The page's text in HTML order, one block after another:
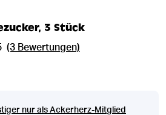
3 Stück
(3 Bewertungen)
nur als Ackerherz-Mitglied